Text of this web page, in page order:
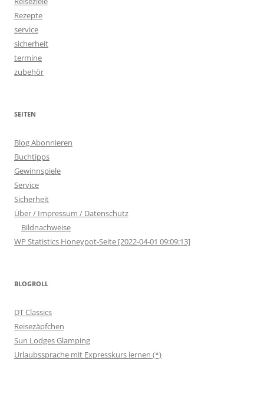
Rezepte
service
sicherheit
termine
zubehör
SEITEN
Blog Abonnieren
Buchtipps
Gewinnspiele
Service
Sicherheit
Über / Impressum / Datenschutz
Bildnachweise
WP Statistics Honeypot-Seite [2022-04-01 09:09:13]
BLOGROLL
DT Classics
Reisezäpfchen
Sun Lodges Glamping
Urlaubssprache mit Expresskurs lernen (*)